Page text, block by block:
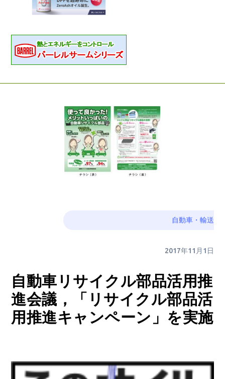
自動車・輸送
2017年11月1日
自動車リサイクル部品活用推
進会議，「リサイクル部品活
用推進キャンペーン」を実施